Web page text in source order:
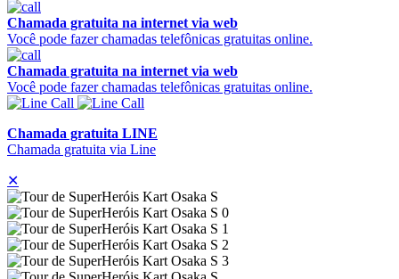
Chamada gratuita na internet via web
Você pode fazer chamadas telefônicas gratuitas online.
Chamada gratuita na internet via web
Você pode fazer chamadas telefônicas gratuitas online.
Chamada gratuita LINE
Chamada gratuita via Line
✕